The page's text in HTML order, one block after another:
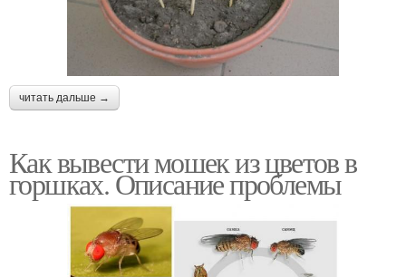
читать дальше →
Как вывести мошек из цветов в
горшках. Описание проблемы